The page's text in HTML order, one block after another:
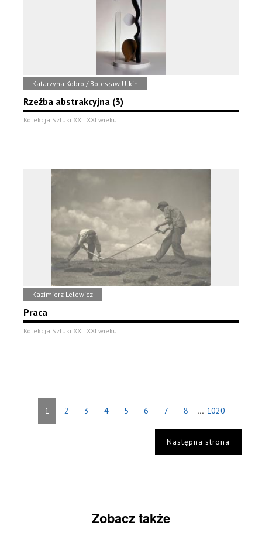
Katarzyna Kobro / Bolesław Utkin
Rzeźba abstrakcyjna (3)
Kolekcja Sztuki XX i XXI wieku
Kazimierz Lelewicz
Praca
Kolekcja Sztuki XX i XXI wieku
1 2 3 4 5 6 7 8 ... 1020
Następna strona
Zobacz także